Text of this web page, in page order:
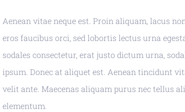
Aenean vitae neque est. Proin aliquam, lacus
eros faucibus orci, sed lobortis lectus urna
sodales consectetur, erat justo dictum urna,
ipsum. Donec at aliquet est. Aenean tincidunt
velit ante. Maecenas aliquam purus nec tellus
elementum.